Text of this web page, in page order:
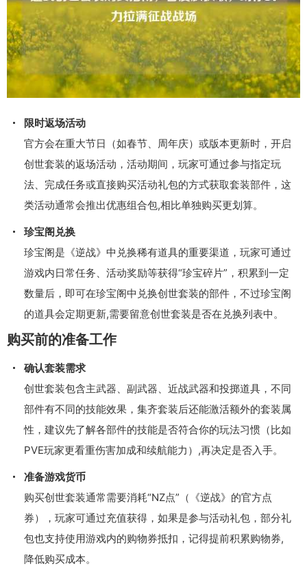
限时返场活动
官方会在重大节日（如春节、周年庆）或版本更新时，开启
创世套装的返场活动，活动期间，玩家可通过参与指定玩
法、完成任务或直接购买活动礼包的方式获取套装部件，这
类活动通常会推出优惠组合包,相比单独购买更划算。
珍宝阁兑换
珍宝阁是《逆战》中兑换稀有道具的重要渠道，玩家可通过
游戏内日常任务、活动奖励等获得“珍宝碎片”，积累到一定
数量后，即可在珍宝阁中兑换创世套装的部件，不过珍宝阁
的道具会定期更新,需要留意创世套装是否在兑换列表中。
购买前的准备工作
确认套装需求
创世套装包含主武器、副武器、近战武器和投掷道具，不同
部件有不同的技能效果，集齐套装后还能激活额外的套装属
性，建议先了解各部件的技能是否符合你的玩法习惯（比如
PVE玩家更看重伤害加成和续航能力）,再决定是否入手。
准备游戏货币
购买创世套装通常需要消耗“NZ点”（《逆战》的官方点
券），玩家可通过充值获得，如果是参与活动礼包，部分礼
包也支持使用游戏内的购物券抵扣，记得提前积累购物券,
降低购买成本。